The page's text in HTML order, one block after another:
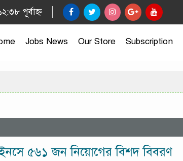
পূর্বাহ্ন
Jobs News Our Store Subscription
৫৬১ জন নিয়োগের বিশদ বিবরণ